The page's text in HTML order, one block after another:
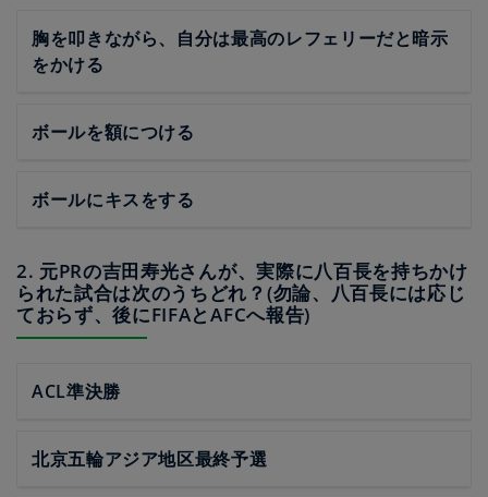
胸を叩きながら、自分は最高のレフェリーだと暗示
をかける
ボールを額につける
ボールにキスをする
2. 元PRの吉田寿光さんが、実際に八百長を持ちかけ
られた試合は次のうちどれ？(勿論、八百長には応じ
ておらず、後にFIFAとAFCへ報告)
ACL準決勝
北京五輪アジア地区最終予選